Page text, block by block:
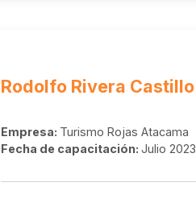
Rodolfo Rivera Castillo
Empresa: Turismo Rojas Atacama
Fecha de capacitación: Julio 2023